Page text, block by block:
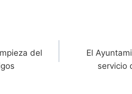
del
El
servicio